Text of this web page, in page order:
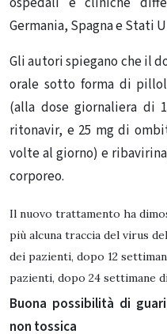
Germania, Spagna e Stati
Gli autori spiegano che il
orale sotto forma di
(alla dose giornaliera di
ritonavir, e 25 mg di
volte al giorno) e
corporeo.
Il nuovo trattamento ha
più alcuna traccia del virus
dei pazienti, dopo 12
pazienti, dopo 24 settimane
Buona possibilità di
non tossica